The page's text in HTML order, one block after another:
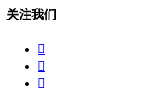
关注我们


